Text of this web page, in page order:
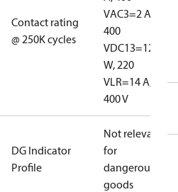
Contact rating
@ 250K cycles
VAC3=2 A,
400
VDC13=12
W, 220
VLR=14 A,
400 V
DG Indicator
Profile
Not relevant
for
dangerous
goods